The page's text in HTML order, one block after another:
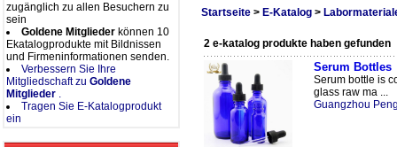
zugänglich zu allen Besuchern zu
sein
Goldene Mitglieder können 10
Ekatalogprodukte mit Bildnissen
und Firmeninformationen senden.
Verbessern Sie Ihre
Mitgliedschaft zu Goldene
Mitglieder .
Tragen Sie E-Katalogprodukt
ein
Startseite > E-Katalog>
2 e-katalog produkte haben gefunden
Serum Bottles
Serum bottle is
glass raw ma ...
Guangzhou